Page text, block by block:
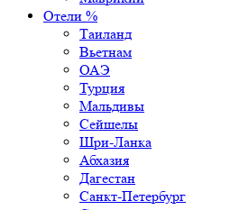
Отели %
Таиланд
Вьетнам
ОАЭ
Турция
Мальдивы
Сейшелы
Шри-Ланка
Абхазия
Дагестан
Санкт-Петербург